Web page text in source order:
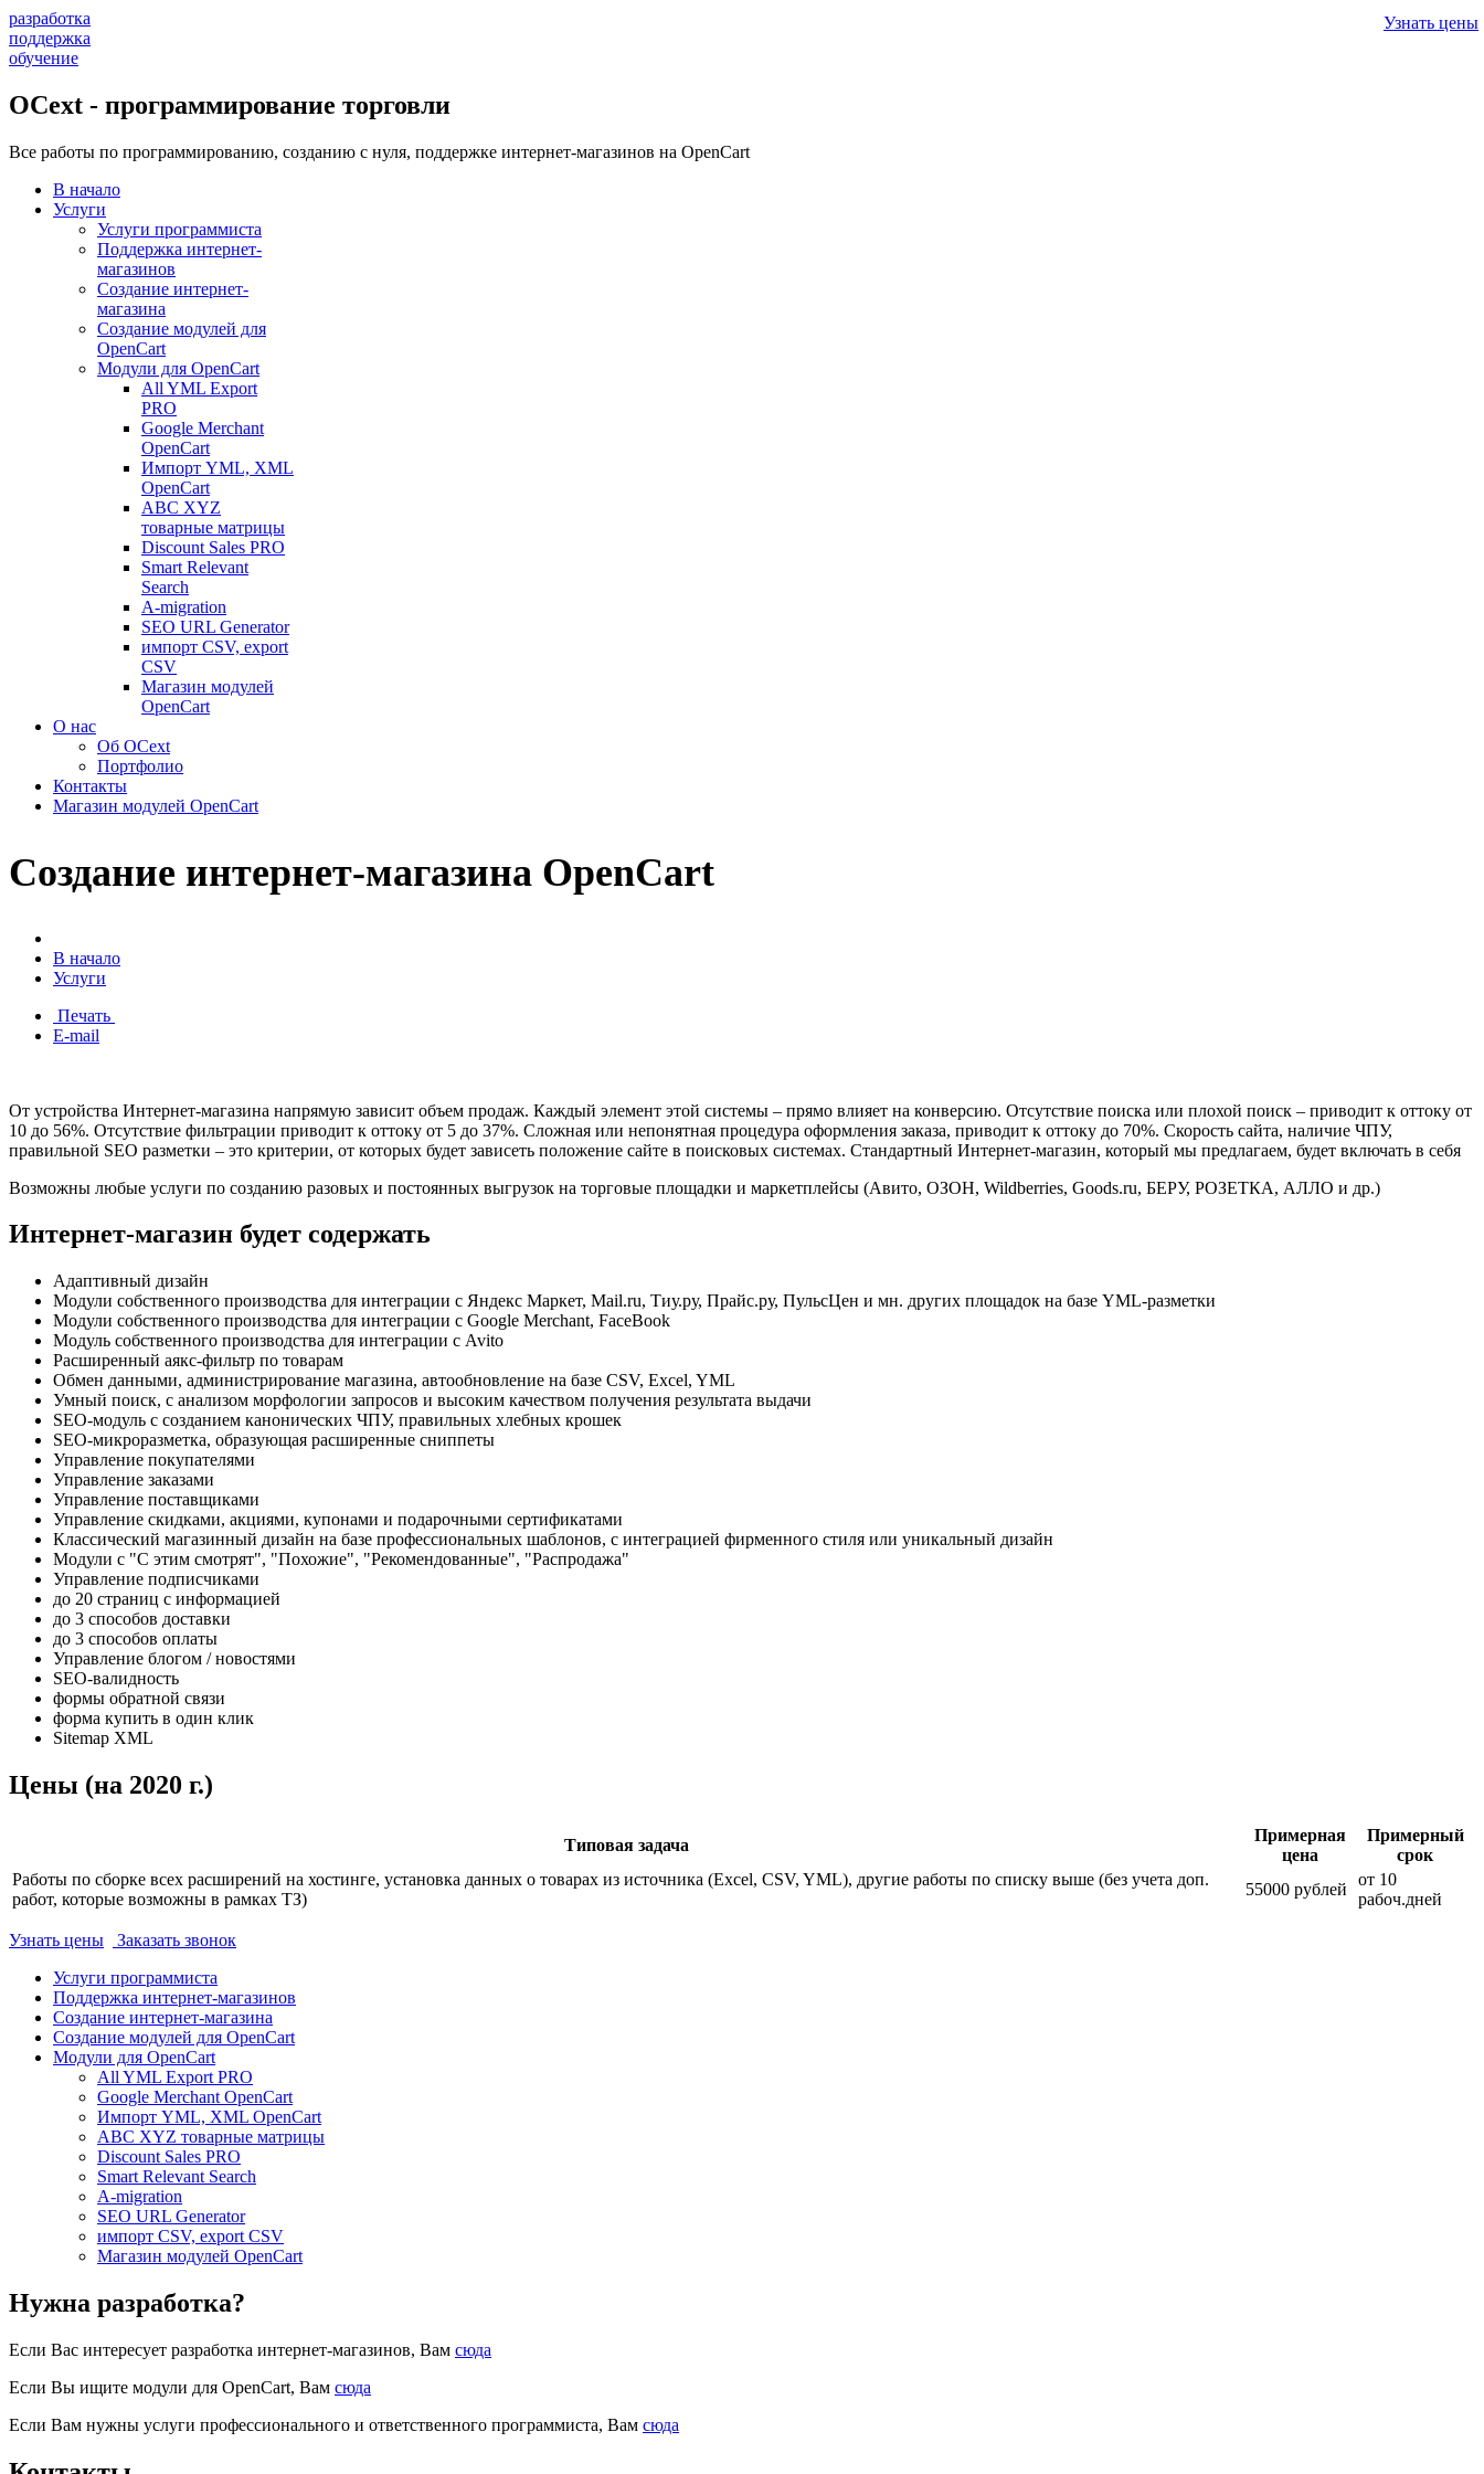
разработка
поддержка
обучение
OCext - программирование торговли
Все работы по программированию, созданию с нуля, поддержке интернет-магазинов на OpenCart
В начало
Услуги
Услуги программиста
Поддержка интернет-
магазинов
Создание интернет-
магазина
Создание модулей для
OpenCart
Модули для OpenCart
All YML Export
PRO
Google Merchant
OpenCart
Импорт YML, XML
OpenCart
ABC XYZ
товарные матрицы
Discount Sales PRO
Smart Relevant
Search
A-migration
SEO URL Generator
импорт CSV, export
CSV
Магазин модулей
OpenCart
О нас
Об OCext
Портфолио
Контакты
Магазин модулей OpenCart
Узнать цены
Создание интернет-магазина OpenCart
В начало
Услуги
Печать
E-mail
От устройства Интернет-магазина напрямую зависит объем продаж. Каждый элемент этой системы – прямо влияет на конверсию. Отсутствие поиска или плохой поиск – приводит к оттоку от
10 до 56%. Отсутствие фильтрации приводит к оттоку от 5 до 37%. Сложная или непонятная процедура оформления заказа, приводит к оттоку до 70%. Скорость сайта, наличие ЧПУ,
правильной SEO разметки – это критерии, от которых будет зависеть положение сайте в поисковых системах. Стандартный Интернет-магазин, который мы предлагаем, будет включать в себя
Возможны любые услуги по созданию разовых и постоянных выгрузок на торговые площадки и маркетплейсы (Авито, ОЗОН, Wildberries, Goods.ru, БЕРУ, РОЗЕТКА, АЛЛО и др.)
Интернет-магазин будет содержать
Адаптивный дизайн
Модули собственного производства для интеграции с Яндекс Маркет, Mail.ru, Тиу.ру, Прайс.ру, ПульсЦен и мн. других площадок на базе YML-разметки
Модули собственного производства для интеграции с Google Merchant, FaceBook
Модуль собственного производства для интеграции с Avito
Расширенный аякс-фильтр по товарам
Обмен данными, администрирование магазина, автообновление на базе CSV, Excel, YML
Умный поиск, с анализом морфологии запросов и высоким качеством получения результата выдачи
SEO-модуль с созданием канонических ЧПУ, правильных хлебных крошек
SEO-микроразметка, образующая расширенные сниппеты
Управление покупателями
Управление заказами
Управление поставщиками
Управление скидками, акциями, купонами и подарочными сертификатами
Классический магазинный дизайн на базе профессиональных шаблонов, с интеграцией фирменного стиля или уникальный дизайн
Модули с "С этим смотрят", "Похожие", "Рекомендованные", "Распродажа"
Управление подписчиками
до 20 страниц с информацией
до 3 способов доставки
до 3 способов оплаты
Управление блогом / новостями
SEO-валидность
формы обратной связи
форма купить в один клик
Sitemap XML
Цены (на 2020 г.)
Типовая задача
Примерная
цена
Примерный
срок
Работы по сборке всех расширений на хостинге, установка данных о товарах из источника (Excel, CSV, YML), другие работы по списку выше (без учета доп.
работ, которые возможны в рамках ТЗ)
55000 рублей
от 10
рабоч.дней
Узнать цены
Заказать звонок
Услуги программиста
Поддержка интернет-магазинов
Создание интернет-магазина
Создание модулей для OpenCart
Модули для OpenCart
All YML Export PRO
Google Merchant OpenCart
Импорт YML, XML OpenCart
ABC XYZ товарные матрицы
Discount Sales PRO
Smart Relevant Search
A-migration
SEO URL Generator
импорт CSV, export CSV
Магазин модулей OpenCart
Нужна разработка?
Если Вас интересует разработка интернет-магазинов, Вам сюда
Если Вы ищите модули для OpenCart, Вам сюда
Если Вам нужны услуги профессионального и ответственного программиста, Вам сюда